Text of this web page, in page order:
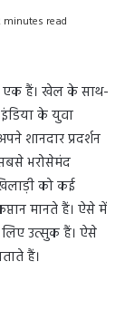
minutes read
एक हैं। खेल के साथ-
के युवा
शानदार प्रदर्शन
भरोसेमंद
को कई
मानते हैं। ऐसे में
उत्सुक हैं। ऐसे
हैं।